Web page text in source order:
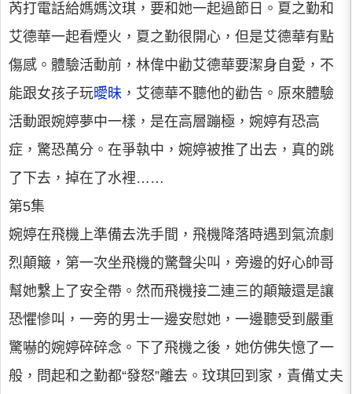
芮打電話給媽媽汶琪，要和她一起過節日。夏之勤和
艾德華一起看煙火，夏之勤很開心，但是艾德華有點
傷感。體驗活動前，林偉中勸艾德華要潔身自愛，不
能跟女孩子玩曖昧 ，艾德華不聽他的勸告。原來體驗
活動跟婉婷夢中一樣，是在高層蹦極，婉婷有恐高
症，驚恐萬分。在爭執中，婉婷被推了出去，真的跳
了下去，掉在了水裡……
第5集
婉婷在飛機上準備去洗手間，飛機降落時遇到氣流劇
烈顛簸，第一次坐飛機的驚聲尖叫，旁邊的好心帥哥
幫她繫上了安全帶。然而飛機接二連三的顛簸還是讓
恐懼慘叫，一旁的男士一邊安慰她，一邊聽受到嚴重
驚嚇的婉婷碎碎念。下了飛機之後，她仿佛失憶了一
般，問起和之勤都“發怒”離去。玟琪回到家，責備丈夫